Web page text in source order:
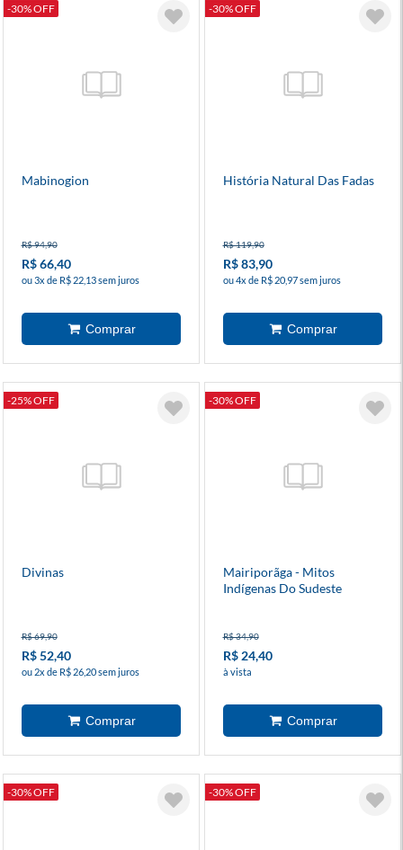
-30% OFF
Mabinogion
R$ 94,90
R$ 66,40
ou 3x de R$ 22,13 sem juros
-30% OFF
História Natural Das Fadas
R$ 119,90
R$ 83,90
ou 4x de R$ 20,97 sem juros
-25% OFF
Divinas
R$ 69,90
R$ 52,40
ou 2x de R$ 26,20 sem juros
-30% OFF
Mairiporãga - Mitos
Indígenas Do Sudeste
R$ 34,90
R$ 24,40
à vista
-30% OFF -30% OFF